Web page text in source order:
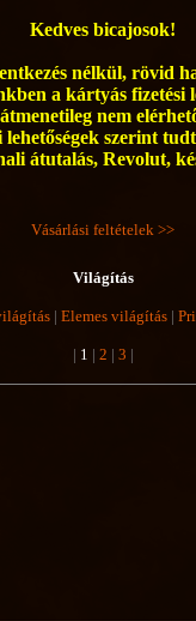
Kedves bicajosok!
nélkül, rövid
a kártyás fizetési
átmenetileg nem
lehetőségek szerint
átutalás, Revolut,
Vásárlási feltételek >>
Világítás
| Elemes világítás |
| 1 | 2 | 3 |